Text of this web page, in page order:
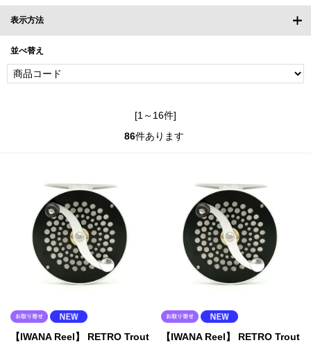
表示方法
並べ替え
[1～16件]
86件あります
【IWANA Reel】 RETRO Trout
【IWANA Reel】 RETRO Trout